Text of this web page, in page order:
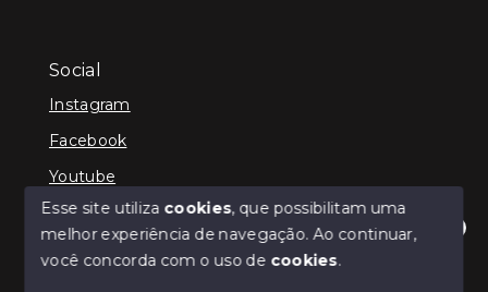
Olá! Estamos disponíveis para te ajudar.
Social
Instagram
Facebook
Youtube
© Copyright 2026 - Kevin Hall Gestor Imobiliário -
Esse site utiliza cookies, que possibilitam uma
melhor experiência de navegação.Ao continuar,
você concorda com o uso de cookies.